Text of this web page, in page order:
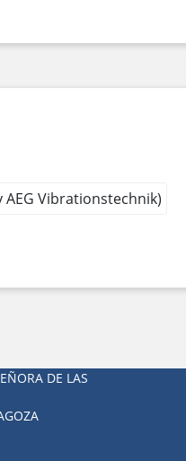
Vibrationstechnik)
DE LAS